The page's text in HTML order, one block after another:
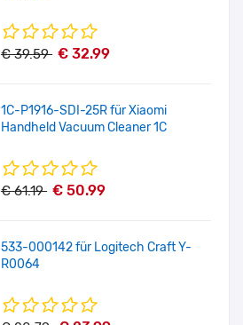
€ 39.59 € 32.99
1C-P1916-SDI-25R für Xiaomi
Handheld Vacuum Cleaner 1C
€ 61.19 € 50.99
533-000142 für Logitech Craft Y-
R0064